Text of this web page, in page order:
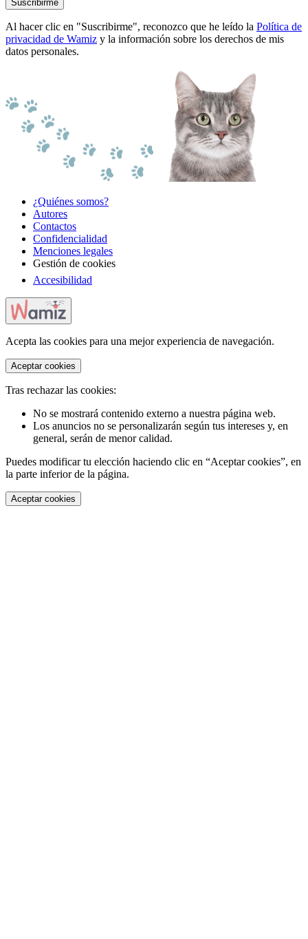
Suscribirme
Al hacer clic en "Suscribirme", reconozco que he leído la Política de
privacidad de Wamiz y la información sobre los derechos de mis
datos personales.
¿Quiénes somos?
Autores
Contactos
Confidencialidad
Menciones legales
Gestión de cookies
Accesibilidad
Acepta las cookies para una mejor experiencia de navegación.
Aceptar cookies
Tras rechazar las cookies:
No se mostrará contenido externo a nuestra página web.
Los anuncios no se personalizarán según tus intereses y, en
general, serán de menor calidad.
Puedes modificar tu elección haciendo clic en “Aceptar cookies”, en
la parte inferior de la página.
Aceptar cookies